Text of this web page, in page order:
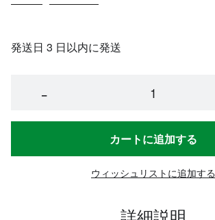
発送日 3 日以内に発送
−
カートに追加する
ウィッシュリストに追加する